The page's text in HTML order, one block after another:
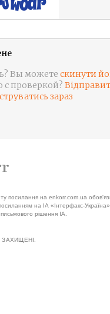
Вы можете скинути
проверкой?
зараз
посилання на enkorr.com.ua
на ІА «Інтерфакс-
письмового рішення ІА.
ЗАХИЩЕНІ.